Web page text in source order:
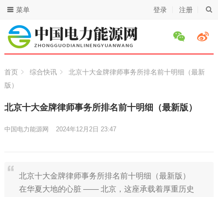
登录 注册
菜单
首页 综合快讯
北京十大金牌律师事务所排名前十明细（最新
版）
北京十大金牌律师事务所排名前十明细（最新版）
中国电力能源网 2024年12月2日 23:47
北京十大金牌律师事务所排名前十明细（最新版）
在华夏大地的心脏 —— 北京，这座承载着厚重历史